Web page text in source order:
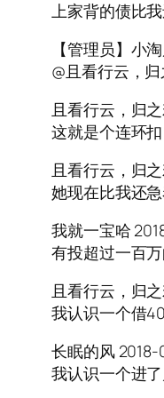
上家背的债比
【管理员】小
@且看行云，
且看行云，归
这就是个连环
且看行云，归
她现在比我还
我就一宝哈
有投超过一百
且看行云，归
我认识一个借
长眠的风 2018-
我认识一个进